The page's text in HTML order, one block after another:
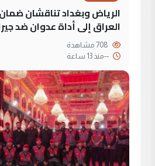
الرياض وبغداد تناقشان
العراق إلى أداة عدوان ضد
--منذ 13 ساعة